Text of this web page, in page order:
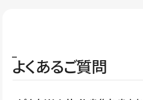
よくあるご質問